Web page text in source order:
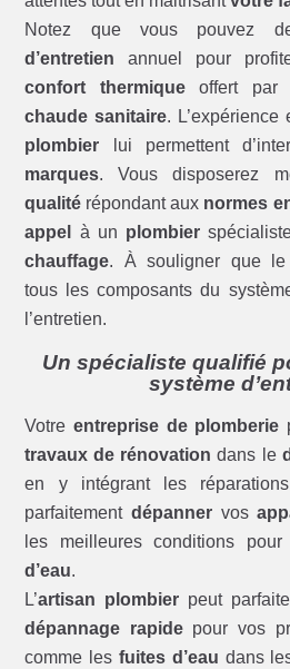
Notez que vous pouvez
d’entretien annuel pour
confort thermiqueoffert par
chaude sanitaire. L’expérience
plombier lui permettent
marques. Vous disposerez
qualité répondant aux normes
appel
à un plombier
chauffage. À souligner que le
tous les composants du
l’entretien.
Un spécialiste qualifié
système
Votreentreprise de plomberie
travaux de rénovation dans le
en y intégrant les
parfaitementdépanner vos
les meilleures conditions
d’eau.
L’artisan plombier peut
dépannage rapidepour vos
comme les fuites d’eau dans